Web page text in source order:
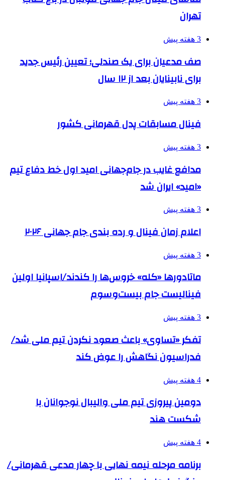
تهران
3 هفته پیش
صف مدعیان برای یک صندلی؛ تعیین رئیس جدید
برای نابینایان بعد از ۱۲ سال
3 هفته پیش
فینال مسابقات پدل قهرمانی کشور
3 هفته پیش
مدافع غایب در جام‌جهانی امید اول خط دفاع تیم
«امید» ایران شد
3 هفته پیش
اعلام زمان فینال و رده بندی جام جهانی ۲۰۲۶
3 هفته پیش
ماتادورها «کله» خروس‌ها را کندند/اسپانیا اولین
فینالیست جام بیست‌وسوم
3 هفته پیش
تفکر «تساوی» باعث صعود نکردن تیم ملی شد/
فدراسیون نگاهش را عوض کند
4 هفته پیش
دومین پیروزی تیم ملی والیبال نوجوانان با
شکست هند
4 هفته پیش
برنامه مرحله نیمه نهایی با چهار مدعی قهرمانی/